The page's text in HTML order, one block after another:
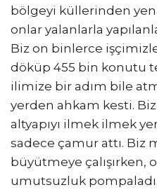
bölgeyi küllerinden
onlar yalanlarla
Biz on binlerce
döküp 455 bin konutu
ilimize bir adım bile
yerden ahkam kesti.
altyapıyı ilmek ilmek
sadece çamur attı.
büyütmeye çalışırken,
umutsuzluk